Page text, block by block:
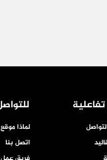
لماذا
اتصل بنا